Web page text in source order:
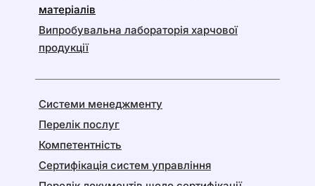
матеріалів
Випробувальна лабораторія харчової
продукції
Системи менеджменту
Перелік послуг
Компетентність
Сертифікація систем управління